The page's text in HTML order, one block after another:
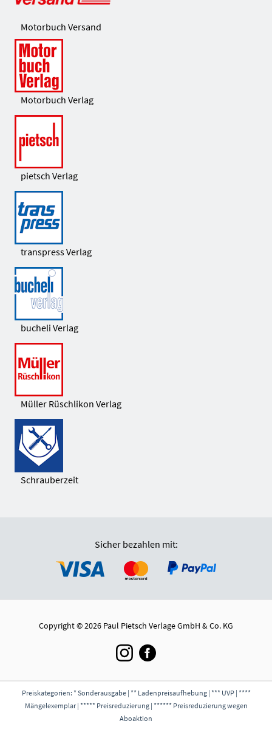
Motorbuch Versand
Motorbuch Verlag
pietsch Verlag
transpress Verlag
bucheli Verlag
Müller Rüschlikon Verlag
Schrauberzeit
Sicher bezahlen mit:
Copyright © 2026 Paul Pietsch Verlage GmbH & Co. KG
Preiskategorien: * Sonderausgabe | ** Ladenpreisaufhebung | *** UVP | ****
Mängelexemplar | ***** Preisreduzierung | ****** Preisreduzierung wegen
Aboaktion